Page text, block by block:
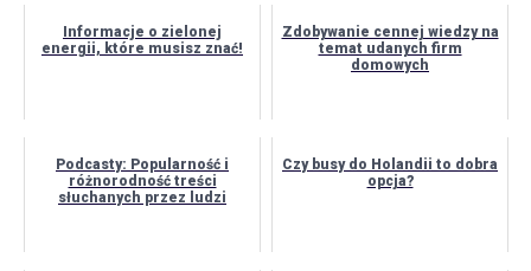
Informacje o zielonej
energii, które musisz znać!
Zdobywanie cennej wiedzy na
temat udanych firm
domowych
Podcasty: Popularność i
różnorodność treści
słuchanych przez ludzi
Czy busy do Holandii to dobra
opcja?